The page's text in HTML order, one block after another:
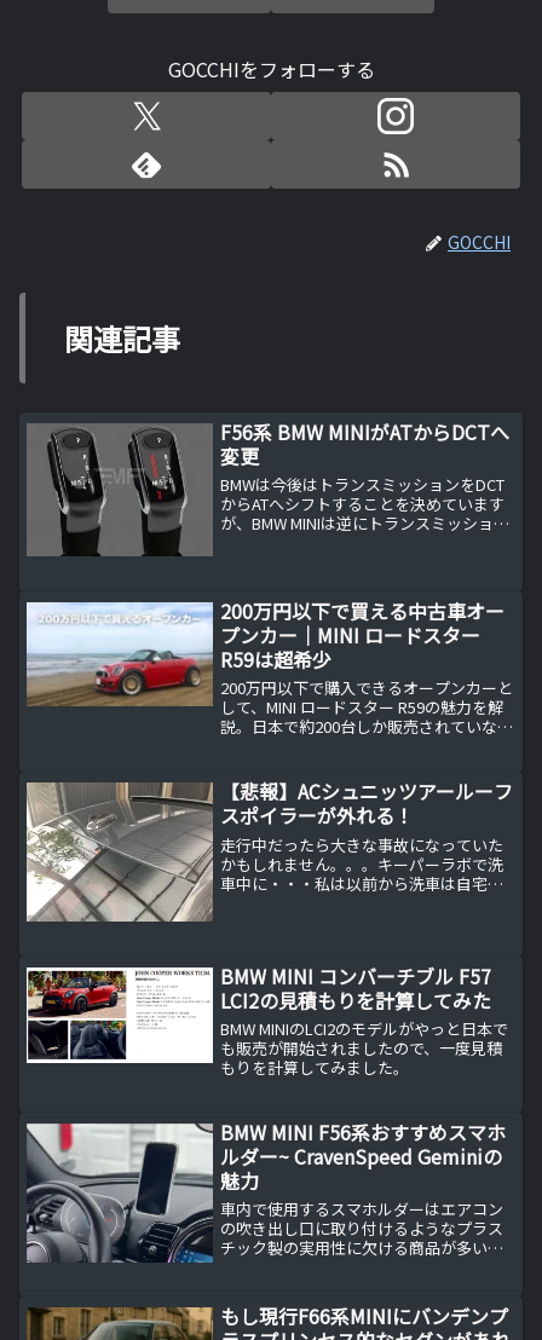
GOCCHIをフォローする
GOCCHI
関連記事
F56系 BMW MINIがATからDCTへ
変更
BMWは今後はトランスミッションをDCT
からATへシフトすることを決めています
が、BMW MINIは逆にトランスミッション
200万円以下で買える中古車オー
プンカー｜MINI ロードスター
R59は超希少
200万円以下で購入できるオープンカーと
して、MINI ロードスター R59の魅力を解
説。日本で約200台しか販売されていない
の注意点まで具体的に紹介します。6速
MTや2014年式以降の狙い目も解説。
【悲報】ACシュニッツアールーフ
スポイラーが外れる！
走行中だったら大きな事故になっていた
かもしれません。。。キーパーラボで洗
車中に・・・私は以前から洗車は自宅付
BMW MINI コンバーチブル F57
LCI2の見積もりを計算してみた
BMW MINIのLCI2のモデルがやっと日本で
も販売が開始されましたので、一度見積
もりを計算してみました。
BMW MINI F56系おすすめスマホ
ルダー~ CravenSpeed Geminiの
魅力
車内で使用するスマホルダーはエアコン
の吹き出し口に取り付けるようなプラス
チック製の実用性に欠ける商品が多いで
もし現行F66系MINIにバンデンプ